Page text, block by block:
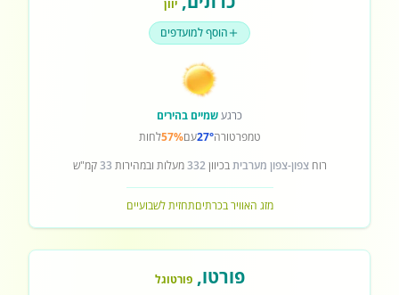
יוון
הוסף למועדפים
כרגעשמיים בהירים
טמפרטורה27°עם57%לחות
רוחצפון-צפון מערביתבכיוון332מעלות ובמהירות 33קמ"ש
מזג האוויר בכרתיםתחזית לשבועיים
פורטו,פורטוגל